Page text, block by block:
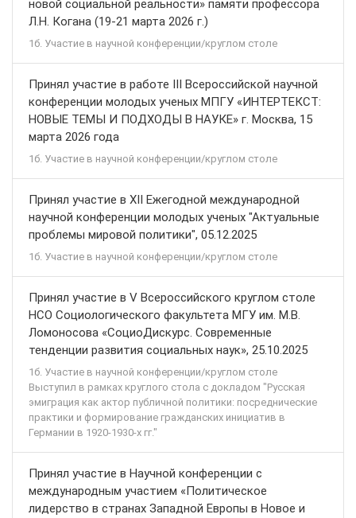
новой социальной реальности» памяти профессора
Л.Н. Когана (19-21 марта 2026 г.)
1б. Участие в научной конференции/круглом столе
Принял участие в работе III Всероссийской научной
конференции молодых ученых МПГУ «ИНТЕРТЕКСТ:
НОВЫЕ ТЕМЫ И ПОДХОДЫ В НАУКЕ» г. Москва, 15
марта 2026 года
1б. Участие в научной конференции/круглом столе
Принял участие в XII Ежегодной международной
научной конференции молодых ученых "Актуальные
проблемы мировой политики", 05.12.2025
1б. Участие в научной конференции/круглом столе
Принял участие в V Всероссийского круглом столе
НСО Социологического факультета МГУ им. М.В.
Ломоносова «СоциоДискурс. Современные
тенденции развития социальных наук», 25.10.2025
1б. Участие в научной конференции/круглом столе
Выступил в рамках круглого стола с докладом "Русская
эмиграция как актор публичной политики: посреднические
практики и формирование гражданских инициатив в
Германии в 1920-1930-х гг."
Принял участие в Научной конференции с
международным участием «Политическое
лидерство в странах Западной Европы в Новое и